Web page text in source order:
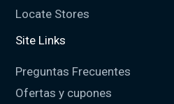
Locate Stores
Site Links
Preguntas Frecuentes
Ofertas y cupones